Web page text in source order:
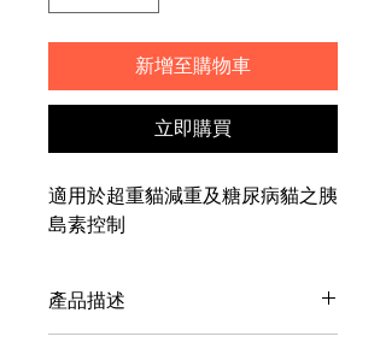
新增至購物車
立即購買
適用於超重貓減重及糖尿病貓之胰
島素控制
產品描述